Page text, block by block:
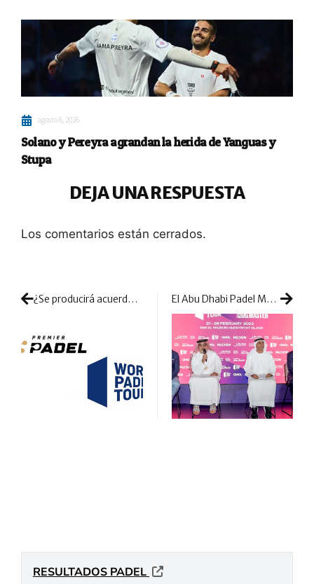
agosto 6, 2026
Solano y Pereyra agrandan la herida de Yanguas y
Stupa
DEJA UNA RESPUESTA
Los comentarios están cerrados.
¿Se producirá acuerdo entre Premier Padel y WPT? El Abu Dhabi Padel Master da la bienvenida a su cuadro de competición: la temporada empieza con emociones fuertes